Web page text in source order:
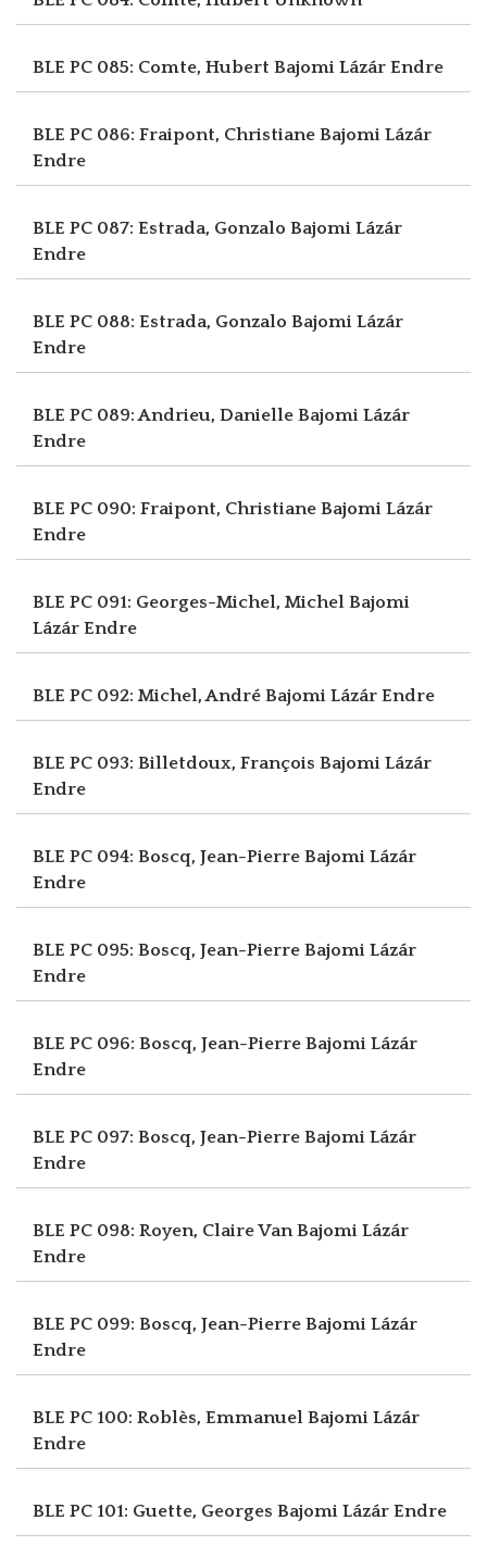
BLE PC 085: Comte, Hubert Bajomi Lázár Endre
BLE PC 086: Fraipont, Christiane Bajomi Lázár
Endre
BLE PC 087: Estrada, Gonzalo Bajomi Lázár
Endre
BLE PC 088: Estrada, Gonzalo Bajomi Lázár
Endre
BLE PC 089: Andrieu, Danielle Bajomi Lázár
Endre
BLE PC 090: Fraipont, Christiane Bajomi Lázár
Endre
BLE PC 091: Georges-Michel, Michel Bajomi
Lázár Endre
BLE PC 092: Michel, André Bajomi Lázár Endre
BLE PC 093: Billetdoux, François Bajomi Lázár
Endre
BLE PC 094: Boscq, Jean-Pierre Bajomi Lázár
Endre
BLE PC 095: Boscq, Jean-Pierre Bajomi Lázár
Endre
BLE PC 096: Boscq, Jean-Pierre Bajomi Lázár
Endre
BLE PC 097: Boscq, Jean-Pierre Bajomi Lázár
Endre
BLE PC 098: Royen, Claire VanBajomi Lázár
Endre
BLE PC 099: Boscq, Jean-Pierre Bajomi Lázár
Endre
BLE PC 100: Roblès, Emmanuel Bajomi Lázár
Endre
BLE PC 101: Guette, Georges Bajomi Lázár Endre